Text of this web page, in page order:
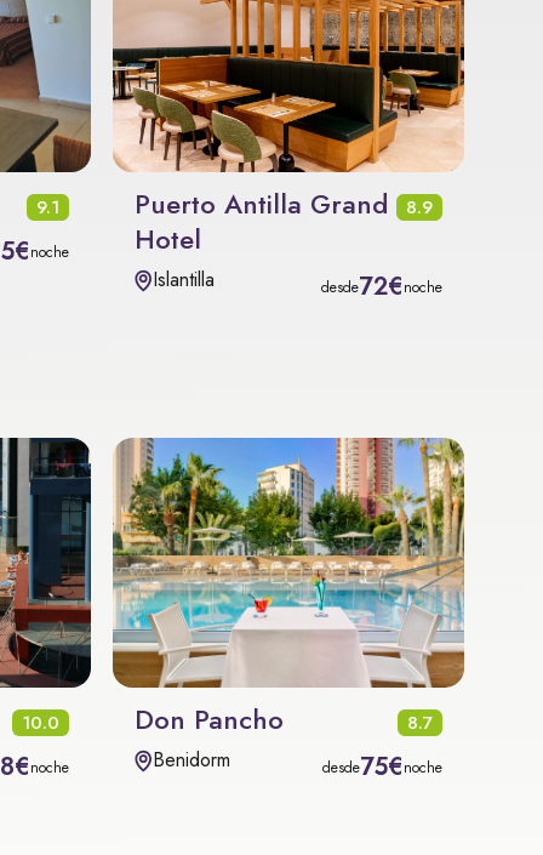
9.1
noche
Puerto Antilla Grand
Hotel
8.9
Islantilla desde72€noche
10.0
noche
Don Pancho 8.7
Benidorm desde75€noche